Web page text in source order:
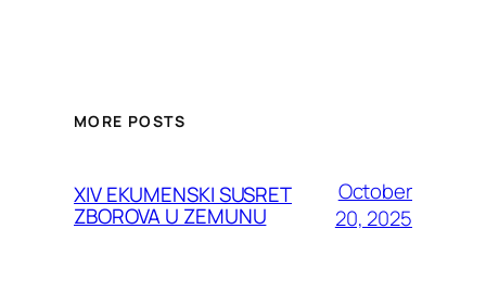
MORE POSTS
XIV EKUMENSKI SUSRET
ZBOROVA U ZEMUNU
October
20, 2025